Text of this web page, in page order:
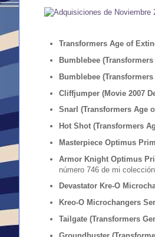
Transformers Age of
Bumblebee
Bumblebee
Cliffjumper (Movie 2007
Snarl (Transformers Age
Hot Shot (Transformers
Masterpiece Optimus
Armor Knight Optimus
número 746 de mi colección.
Devastator Kre-O
Kreo-O Microchangers
Tailgate (Transformers